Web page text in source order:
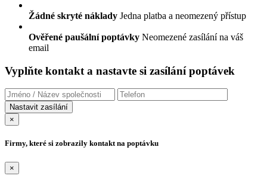
Žádné skryté náklady Jedna platba a neomezený přístup
Ověřené paušální poptávky Neomezené zasílání na váš
email
Vyplňte kontakt a nastavte si zasílání poptávek
×
Firmy, které si zobrazily kontakt na poptávku
×